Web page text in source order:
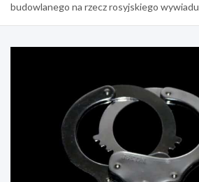
budowlanego na rzecz rosyjskiego wywiadu